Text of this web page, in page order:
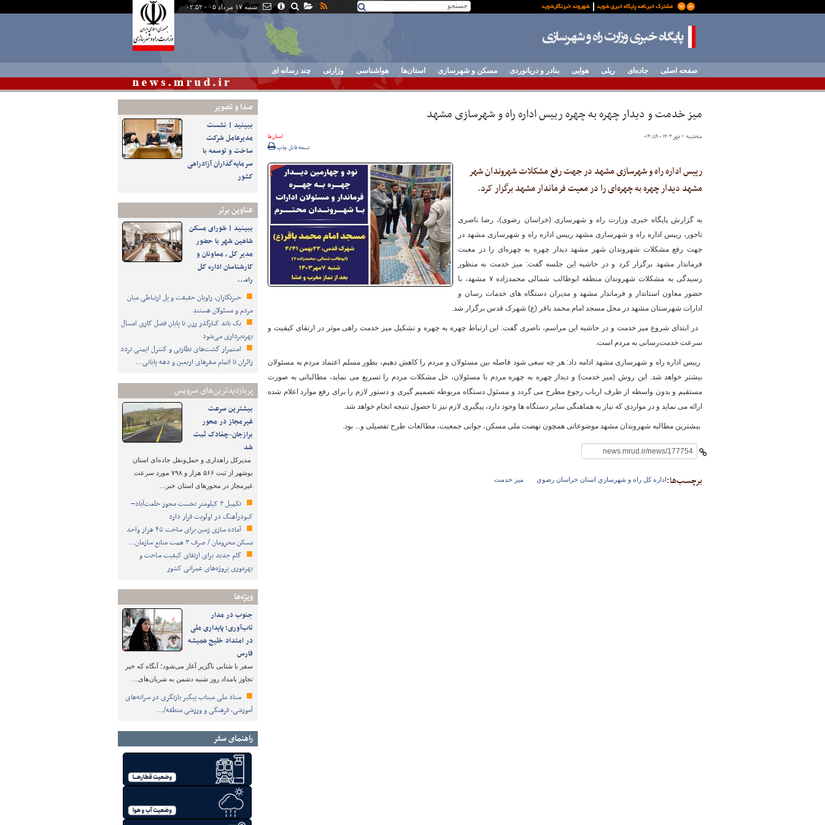
شنبه ۱۷ مرداد ۰۵ - ۰۲:۵۲
پایگاه خبری وزارت راه و
صفحه اصلی جاده‌ای ریلی هوایی بنادر و دریانوردی مسکن و شهرسازی استان‌ها هواشناسی وزارتی چند رسانه ای
صدا و تصوير
ببینید | نشست
مدیرعامل شرکت
ساخت و توسعه با
سرمایه‌گذاران آزادراهی
کشور
عناوین برتر
ببینید | شورای مسکن
شاهین شهر با حضور
مدیر کل ، معاونان و
کارشناسان اداره کل
راه…
خبرنگاران، راویان حقیقت و پل ارتباطی میان
مردم و مسئولان هستند
یک باند کنارگذر رزن تا پایان فصل کاری امسال
بهره‌برداری می‌شود
استمرار گشت‌های نظارتی و کنترل ایمنی تردد
زائران تا اتمام سفرهای اربعین و دهه پایانی…
پربازدیدترین‌های سرویس
بیشترین سرعت
غیرمجاز در محور
برازجان-چغادک ثبت
شد
مدیرکل راهداری و حمل‌ونقل جاده‌ای استان
بوشهر از ثبت ۵۶۶ هزار و ۷۹۸ مورد سرعت
غیرمجاز در محورهای استان خبر…
تکمیل ۳ کیلومتر نخست محور خلعت‌آباد–
کبودرآهنگ در اولویت قرار دارد
آماده سازی زمین برای ساخت ۴۵ هزار واحد
مسکن محرومان / صرف ۳ همت منابع سازمان…
گام جدید برای ارتقای کیفیت ساخت و
بهره‌وری پروژه‌های عمرانی کشور
ویژه‌ها
جنوب در مدار
تاب‌آوری؛ پایداری ملی
در امتداد خلیج همیشه
فارس
سفر با شتابی ناگزیر آغاز می‌شود؛ آنگاه که خبر
تجاوز بامداد روز شنبه دشمن به شریان‌های…
ستاد ملی میناب پیگیر بازنگری در سرانه‌های
آموزشی، فرهنگی و ورزشی منطقه/…
راهنمای سفر
میز خدمت و دیدار چهره به چهره رییس اداره راه و شهرسازی مشهد
سه‌شنبه ۱۰ مهر ۱۴۰۳ - ۱۴:۵۹ -
استان‌ها
نسخه قابل چاپ
رییس اداره راه و شهرسازی مشهد در جهت رفع مشکلات شهروندان شهر
مشهد دیدار چهره به چهره‌ای را در معیت فرماندار مشهد برگزار کرد.
به گزارش پایگاه خبری وزارت راه و شهرسازی (خراسان رضوی)، رضا ناصری
تاجور، رییس اداره راه و شهرسازی مشهد رییس اداره راه و شهرسازی مشهد در
جهت رفع مشکلات شهروندان شهر مشهد دیدار چهره به چهره‌ای را در معیت
فرماندار مشهد برگزار کرد و در حاشیه این جلسه گفت: میز خدمت به منظور
رسیدگی به مشکلات شهروندان منطقه ابوطالب شمالی محمدزاده ۷ مشهد، با
حضور معاون استاندار و فرماندار مشهد و مدیران دستگاه های خدمات رسان و
ادارات شهرستان مشهد در محل مسجد امام محمد باقر (ع) شهرک قدس برگزار شد.
در ابتدای شروع میز خدمت و در حاشیه این مراسم، ناصری گفت: این ارتباط چهره به چهره و تشکیل میز خدمت راهی موثر در ارتقای کیفیت و
سرعت خدمت‌رسانی به مردم است.
رییس اداره راه و شهرسازی مشهد ادامه داد: هر چه سعی شود فاصله بین مسئولان و مردم را کاهش دهیم، بطور مسلم اعتماد مردم به مسئولان
بیشتر خواهد شد. این روش (میز خدمت) و دیدار چهره به چهره مردم با مسئولان، حل مشکلات مردم را تسریع می نماید، مطالباتی به صورت
مستقیم و بدون واسطه از طرف ارباب رجوع مطرح می گردد و مسئول دستگاه مربوطه تصمیم گیری و دستور لازم را برای رفع موارد اعلام شده
ارائه می نماید و در مواردی که نیاز به هماهنگی سایر دستگاه ها وجود دارد، پیگیری لازم نیز تا حصول نتیجه انجام خواهد شد.
بیشترین مطالبه شهروندان مشهد موضوعاتی همچون نهضت ملی مسکن، جوانی جمعیت، مطالعات طرح تفصیلی و... بود.
برچسب‌ها:اداره كل راه و شهرسازي استان خراسان رضوي میز خدمت